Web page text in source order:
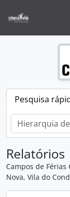
Pesquisa
Relatórios
Campos de Férias
Nova, Vila do